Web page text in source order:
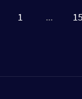
1 ... 15